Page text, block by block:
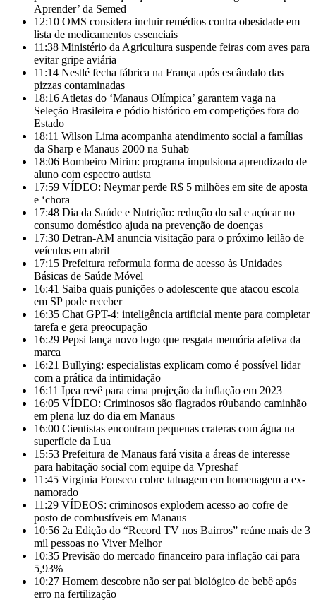
Aprender’ da Semed
12:10 OMS considera incluir remédios contra obesidade em
lista de medicamentos essenciais
11:38 Ministério da Agricultura suspende feiras com aves para
evitar gripe aviária
11:14 Nestlé fecha fábrica na França após escândalo das
pizzas contaminadas
18:16 Atletas do ‘Manaus Olímpica’ garantem vaga na
Seleção Brasileira e pódio histórico em competições fora do
Estado
18:11 Wilson Lima acompanha atendimento social a famílias
da Sharp e Manaus 2000 na Suhab
18:06 Bombeiro Mirim: programa impulsiona aprendizado de
aluno com espectro autista
17:59 VÍDEO: Neymar perde R$ 5 milhões em site de aposta
e ‘chora
17:48 Dia da Saúde e Nutrição: redução do sal e açúcar no
consumo doméstico ajuda na prevenção de doenças
17:30 Detran-AM anuncia visitação para o próximo leilão de
veículos em abril
17:15 Prefeitura reformula forma de acesso às Unidades
Básicas de Saúde Móvel
16:41 Saiba quais punições o adolescente que atacou escola
em SP pode receber
16:35 Chat GPT-4: inteligência artificial mente para completar
tarefa e gera preocupação
16:29 Pepsi lança novo logo que resgata memória afetiva da
marca
16:21 Bullying: especialistas explicam como é possível lidar
com a prática da intimidação
16:11 Ipea revê para cima projeção da inflação em 2023
16:05 VÍDEO: Criminosos são flagrados r0ubando caminhão
em plena luz do dia em Manaus
16:00 Cientistas encontram pequenas crateras com água na
superfície da Lua
15:53 Prefeitura de Manaus fará visita a áreas de interesse
para habitação social com equipe da Vpreshaf
11:45 Virginia Fonseca cobre tatuagem em homenagem a ex-
namorado
11:29 VÍDEOS: criminosos explodem acesso ao cofre de
posto de combustíveis em Manaus
10:56 2a Edição do “Record TV nos Bairros” reúne mais de 3
mil pessoas no Viver Melhor
10:35 Previsão do mercado financeiro para inflação cai para
5,93%
10:27 Homem descobre não ser pai biológico de bebê após
erro na fertilização